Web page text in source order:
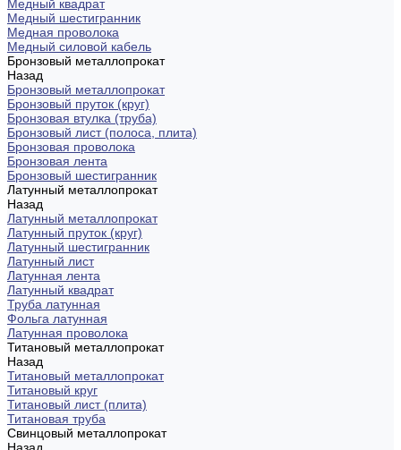
Медный квадрат
Медный шестигранник
Медная проволока
Медный силовой кабель
Бронзовый металлопрокат
Назад
Бронзовый металлопрокат
Бронзовый пруток (круг)
Бронзовая втулка (труба)
Бронзовый лист (полоса, плита)
Бронзовая проволока
Бронзовая лента
Бронзовый шестигранник
Латунный металлопрокат
Назад
Латунный металлопрокат
Латунный пруток (круг)
Латунный шестигранник
Латунный лист
Латунная лента
Латунный квадрат
Труба латунная
Фольга латунная
Латунная проволока
Титановый металлопрокат
Назад
Титановый металлопрокат
Титановый круг
Титановый лист (плита)
Титановая труба
Свинцовый металлопрокат